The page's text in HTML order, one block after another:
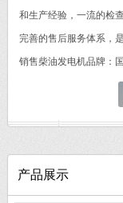
和生产经验，一流的检
完善的售后服务体系，
销售柴油发电机品牌：
产品展示